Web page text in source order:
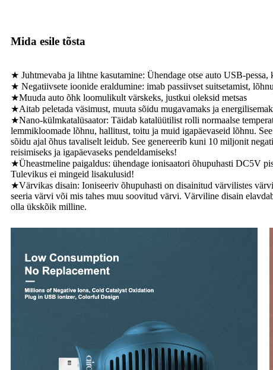
Mida esile tõsta
★ Juhtmevaba ja lihtne kasutamine: Ühendage otse auto USB-pessa,
★ Negatiivsete ioonide eraldumine: imab passiivset suitsetamist,
★Muuda auto õhk loomulikult värskeks, justkui oleksid metsas
★Aitab peletada väsimust, muuta sõidu mugavamaks ja
★Nano-külmkatalüsaator: Täidab katalüütilist rolli normaalse
lemmikloomade lõhnu, hallitust, toitu ja muid igapäevaseid lõhnu.
sõidu ajal õhus tavaliselt leidub. See genereerib kuni 10 miljonit
reisimiseks ja igapäevaseks pendeldamiseks!
★Üheastmeline paigaldus: ühendage ionisaatori õhupuhasti DC5V
Tulevikus ei mingeid lisakulusid!
★Värvikas disain: Ioniseeriv õhupuhasti on disainitud värvilistes
seeria värvi või mis tahes muu soovitud värvi. Värviline disain
olla ükskõik milline.